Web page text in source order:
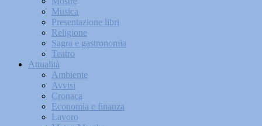
Musica
Presentazione libri
Religione
Sagra e gastronomia
Teatro
Attualità
Ambiente
Avvisi
Cronaca
Economia e finanza
Lavoro